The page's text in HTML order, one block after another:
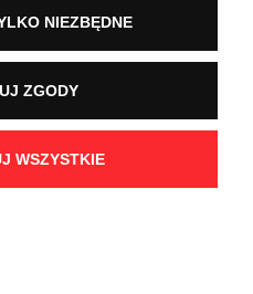
NIEZBĘDNE
ZGODY
WSZYSTKIE